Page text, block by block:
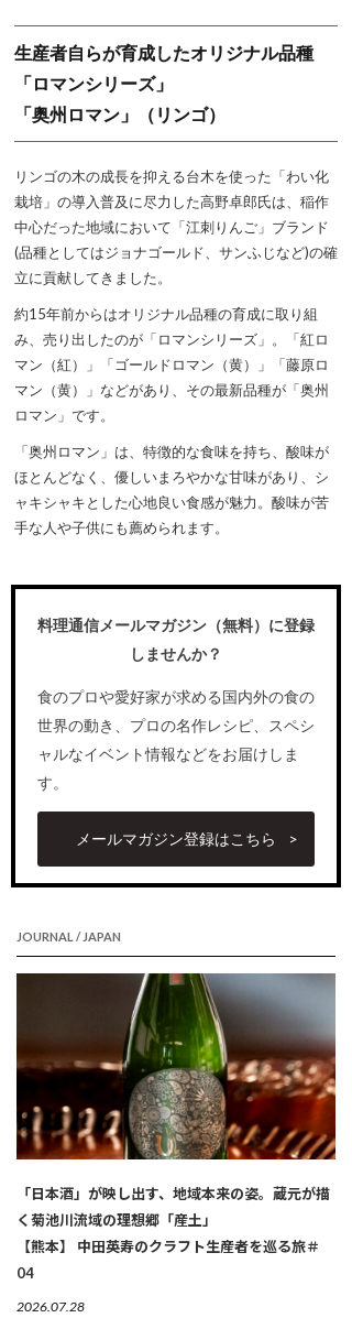
生産者自らが育成したオリジナル品種
「ロマンシリーズ」
「奥州ロマン」（リンゴ）
リンゴの木の成長を抑える台木を使った「わい化
栽培」の導入普及に尽力した高野卓郎氏は、稲作
中心だった地域において「江刺りんご」ブランド
(品種としてはジョナゴールド、サンふじなど)の確
立に貢献してきました。
約15年前からはオリジナル品種の育成に取り組
み、売り出したのが「ロマンシリーズ」。「紅ロ
マン（紅）」「ゴールドロマン（黄）」「藤原ロ
マン（黄）」などがあり、その最新品種が「奥州
ロマン」です。
「奥州ロマン」は、特徴的な食味を持ち、酸味が
ほとんどなく、優しいまろやかな甘味があり、シ
ャキシャキとした心地良い食感が魅力。酸味が苦
手な人や子供にも薦められます。
料理通信メールマガジン（無料）に登録
しませんか？
食のプロや愛好家が求める国内外の食の
世界の動き、プロの名作レシピ、スペシ
ャルなイベント情報などをお届けしま
す。
メールマガジン登録はこちら
JOURNAL / JAPAN
「日本酒」が映し出す、地域本来の姿。蔵元が描
く菊池川流域の理想郷「産土」
【熊本】 中田英寿のクラフト生産者を巡る旅＃
04
2026.07.28